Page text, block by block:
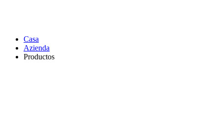
Casa
Azienda
Productos